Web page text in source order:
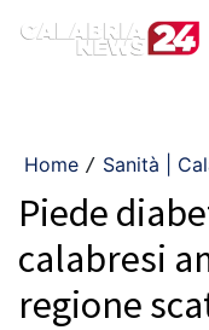
Home / Sanità |
Piede
calabresi
regione